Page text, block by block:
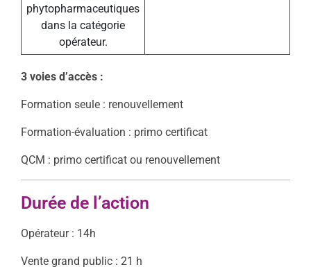
phytopharmaceutiques
dans la catégorie
opérateur.
3 voies d’accès :
Formation seule : renouvellement
Formation-évaluation : primo certificat
QCM : primo certificat ou renouvellement
Durée de l’action
Opérateur : 14h
Vente grand public : 21 h